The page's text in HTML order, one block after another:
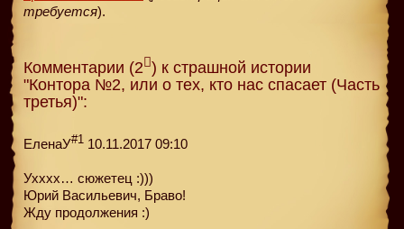
требуется).
Комментарии (2 ) к страшной истории
"Контора №2, или о тех, кто нас спасает (Часть
третья)":
ЕленаУ#1 10.11.2017 09:10
Ухххх… сюжетец :)))
Юрий Васильевич, Браво!
Жду продолжения :)